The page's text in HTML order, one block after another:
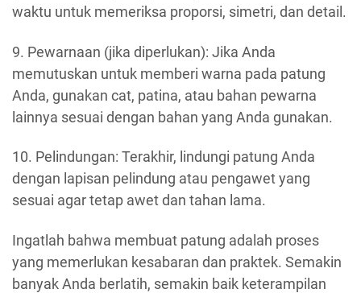
waktu untuk memeriksa proporsi, simetri, dan detail.
9. Pewarnaan (jika diperlukan): Jika Anda
memutuskan untuk memberi warna pada patung
Anda, gunakan cat, patina, atau bahan pewarna
lainnya sesuai dengan bahan yang Anda gunakan.
10. Pelindungan: Terakhir, lindungi patung Anda
dengan lapisan pelindung atau pengawet yang
sesuai agar tetap awet dan tahan lama.
Ingatlah bahwa membuat patung adalah proses
yang memerlukan kesabaran dan praktek. Semakin
banyak Anda berlatih, semakin baik keterampilan